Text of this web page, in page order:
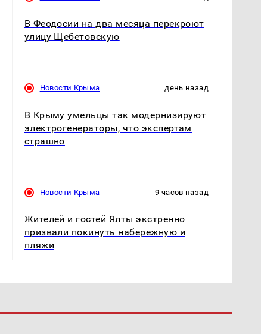
были украдены 18
миллионов рублей
никто не ждал: как
так?!
В Феодосии на два месяца перекроют
улицу Щебетовскую
Новости Крыма день назад
В Крыму умельцы так модернизируют
электрогенераторы, что экспертам
страшно
Новости Крыма 9 часов назад
Жителей и гостей Ялты экстренно
призвали покинуть набережную и
пляжи